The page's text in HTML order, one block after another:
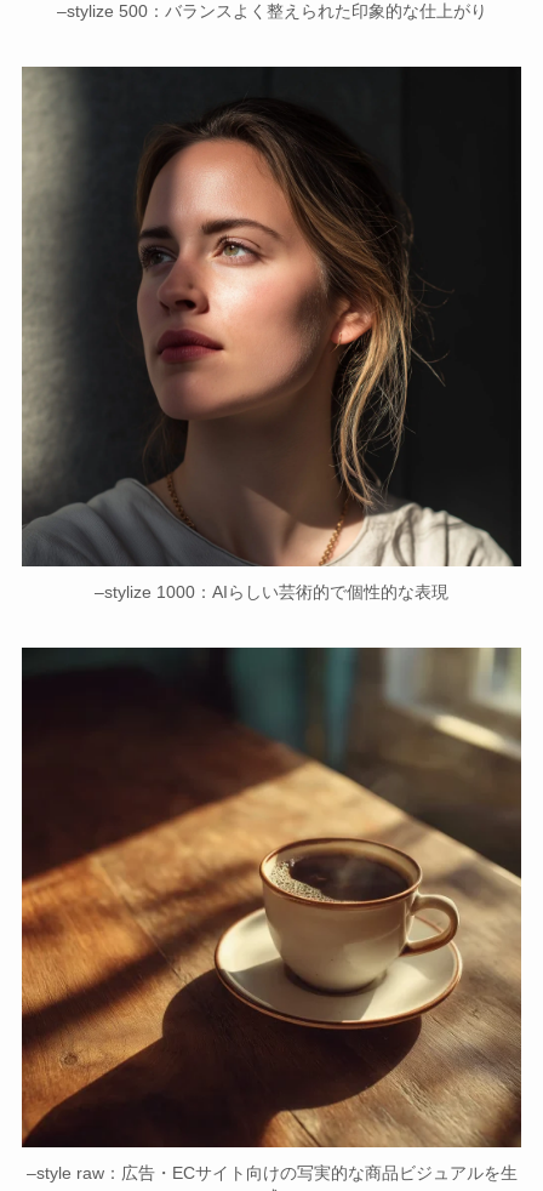
–stylize 500：バランスよく整えられた印象的な仕上がり
–stylize 1000：AIらしい芸術的で個性的な表現
–style raw：広告・ECサイト向けの写実的な商品ビジュアルを生